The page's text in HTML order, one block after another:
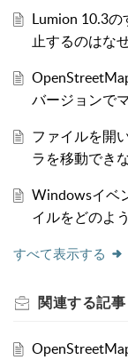
Lumion 10.3
止するのはな
バージョンで
ファイルを開
ラを移動でき
Windowsイベ
イルをどのよ
すべて表示する
関連する記事